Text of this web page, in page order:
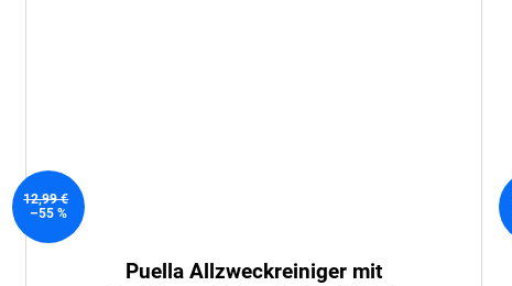
12,99 €
–55 %
Puella Allzweckreiniger mit